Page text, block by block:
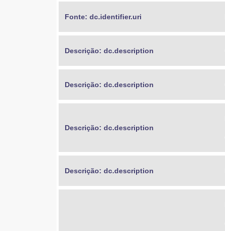
Fonte: dc.identifier.uri
Descrição: dc.description
Descrição: dc.description
Descrição: dc.description
Descrição: dc.description